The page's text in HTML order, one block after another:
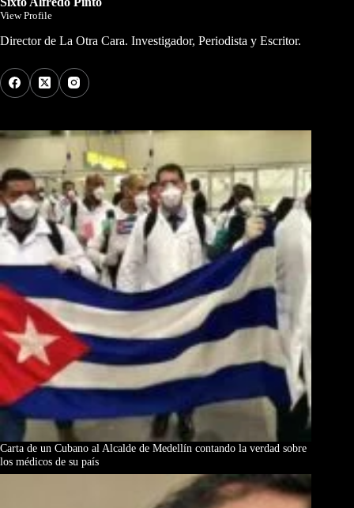
View Profile
Director de La Otra Cara. Investigador, Periodista y Escritor.
Carta de un Cubano al Alcalde de Medellín contando la verdad sobre
los médicos de su país